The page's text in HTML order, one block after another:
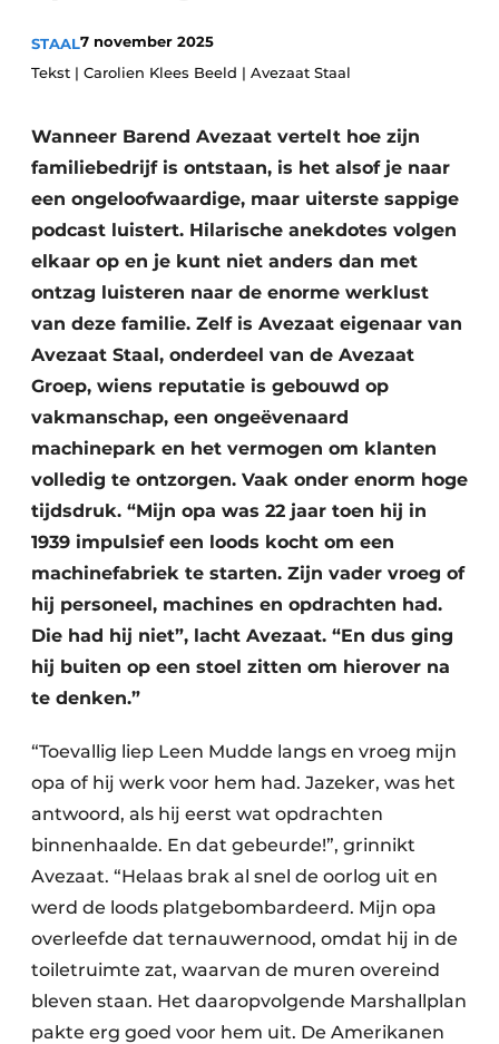
Vacature aanmelden
STAAL7 november 2025
Tekst | Carolien Klees Beeld | Avezaat Staal
Wanneer Barend Avezaat vertelt hoe zijn
familiebedrijf is ontstaan, is het alsof je naar
een ongeloofwaardige, maar uiterste sappige
podcast luistert. Hilarische anekdotes volgen
elkaar op en je kunt niet anders dan met
ontzag luisteren naar de enorme werklust
van deze familie. Zelf is Avezaat eigenaar van
Avezaat Staal, onderdeel van de Avezaat
Groep, wiens reputatie is gebouwd op
vakmanschap, een ongeëvenaard
machinepark en het vermogen om klanten
volledig te ontzorgen. Vaak onder enorm hoge
tijdsdruk. “Mijn opa was 22 jaar toen hij in
1939 impulsief een loods kocht om een
machinefabriek te starten. Zijn vader vroeg of
hij personeel, machines en opdrachten had.
Die had hij niet”, lacht Avezaat. “En dus ging
hij buiten op een stoel zitten om hierover na
te denken.”
“Toevallig liep Leen Mudde langs en vroeg mijn
opa of hij werk voor hem had. Jazeker, was het
antwoord, als hij eerst wat opdrachten
binnenhaalde. En dat gebeurde!”, grinnikt
Avezaat. “Helaas brak al snel de oorlog uit en
werd de loods platgebombardeerd. Mijn opa
overleefde dat ternauwernood, omdat hij in de
toiletruimte zat, waarvan de muren overeind
bleven staan. Het daaropvolgende Marshallplan
pakte erg goed voor hem uit. De Amerikanen